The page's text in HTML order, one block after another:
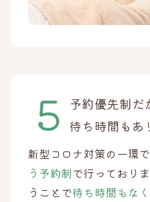
予約優先制だ
待ち時間もあ
新型コロナ対策の一環
う予約制で行っており
うことで待ち時間もな